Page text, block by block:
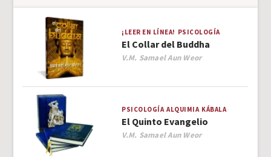
¡LEER EN LÍNEA! PSICOLOGÍA
El Collar del Buddha
Author
V.M. Samael Aun Weor
PSICOLOGÍA ALQUIMIA KÁBALA
El Quinto Evangelio
Author
V.M. Samael Aun Weor